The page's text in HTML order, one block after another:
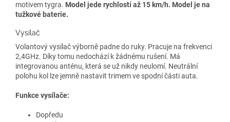
motivem tygra. Model jede rychlostí až 15 km/h. Model je na
tužkové baterie.
Vysílač
Volantový vysílač výborně padne do ruky. Pracuje na frekvenci
2,4GHz. Díky tomu nedochází k žádnému rušení. Má
integrovanou anténu, která se už nikdy neulomí. Neutrální
polohu kol lze jemně nastavit trimem ve spodní části auta.
Funkce vysílače:
Dopředu